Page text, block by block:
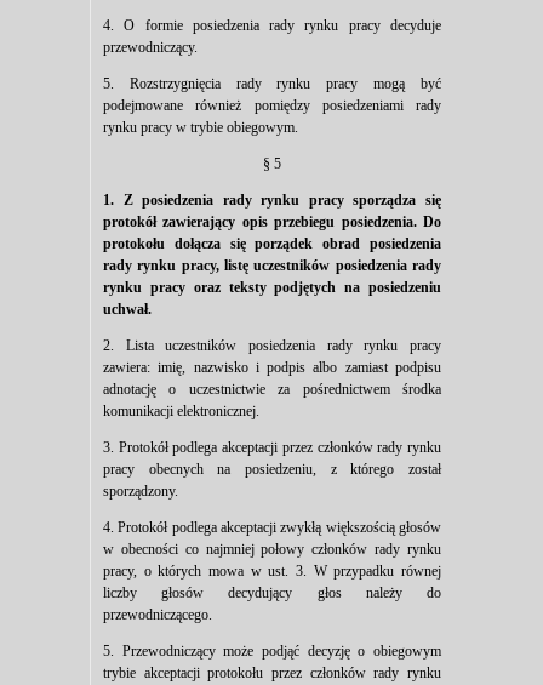
4. O formie posiedzenia rady rynku pracy decyduje
przewodniczący.
5. Rozstrzygnięcia rady rynku pracy mogą być
podejmowane również pomiędzy posiedzeniami rady
rynku pracy w trybie obiegowym.
§ 5
1. Z posiedzenia rady rynku pracy sporządza się
protokół zawierający opis przebiegu posiedzenia. Do
protokołu dołącza się porządek obrad posiedzenia
rady rynku pracy, listę uczestników posiedzenia rady
rynku pracy oraz teksty podjętych na posiedzeniu
uchwał.
2. Lista uczestników posiedzenia rady rynku pracy
zawiera: imię, nazwisko i podpis albo zamiast podpisu
adnotację o uczestnictwie za pośrednictwem środka
komunikacji elektronicznej.
3. Protokół podlega akceptacji przez członków rady rynku
pracy obecnych na posiedzeniu, z którego został
sporządzony.
4. Protokół podlega akceptacji zwykłą większością głosów
w obecności co najmniej połowy członków rady rynku
pracy, o których mowa w ust. 3. W przypadku równej
liczby głosów decydujący głos należy do
przewodniczącego.
5. Przewodniczący może podjąć decyzję o obiegowym
trybie akceptacji protokołu przez członków rady rynku